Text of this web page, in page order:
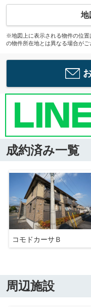
地
※地図上に表示される物件の位
の物件所在地とは異なる場合がご
成約済み一覧
コモドカーサＢ
周辺施設